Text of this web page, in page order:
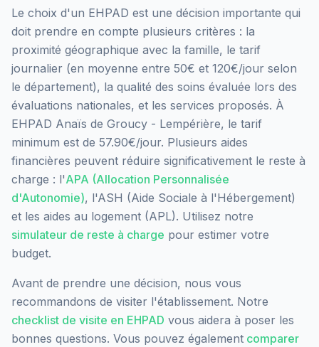
Le choix d'un EHPAD est une décision importante qui
doit prendre en compte plusieurs critères : la
proximité géographique avec la famille, le tarif
journalier (en moyenne entre 50€ et 120€/jour selon
le département), la qualité des soins évaluée lors des
évaluations nationales, et les services proposés. À
EHPAD Anaïs de Groucy - Lempérière, le tarif
minimum est de 57.90€/jour. Plusieurs aides
financières peuvent réduire significativement le reste à
charge : l'APA (Allocation Personnalisée
d'Autonomie), l'ASH (Aide Sociale à l'Hébergement)
et les aides au logement (APL). Utilisez notre
simulateur de reste à charge pour estimer votre
budget.
Avant de prendre une décision, nous vous
recommandons de visiter l'établissement. Notre
checklist de visite en EHPAD vous aidera à poser les
bonnes questions. Vous pouvez également comparer